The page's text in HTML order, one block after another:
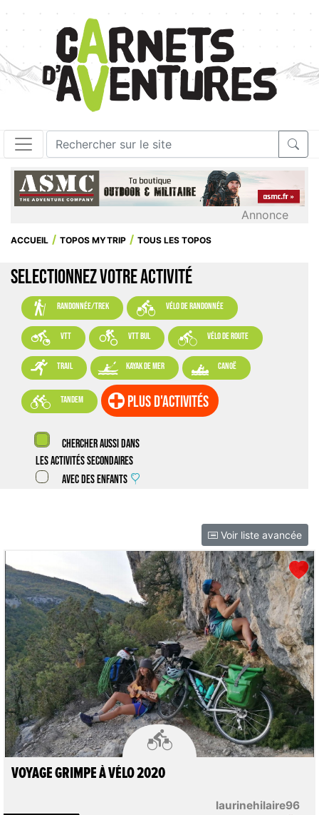
Annonce
ACCUEIL TOPOS MYTRIP TOUS LES TOPOS
SELECTIONNEZ VOTRE ACTIVITÉ
 randonnée/trek  vélo de randonnée
 VTT  VTT BUL  vélo de route
 trail  kayak de mer  canoë
 tandem plus d'activités
Chercher aussi dans
les activités secondaires
Avec des enfants
Voir liste avancée

laurinehilaire96
VOYAGE GRIMPE À VÉLO 2020